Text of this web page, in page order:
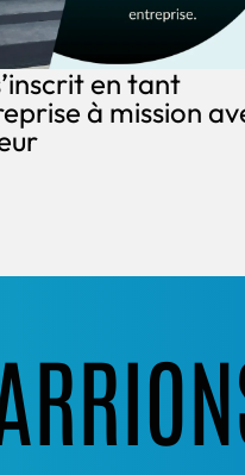
en tant
à mission